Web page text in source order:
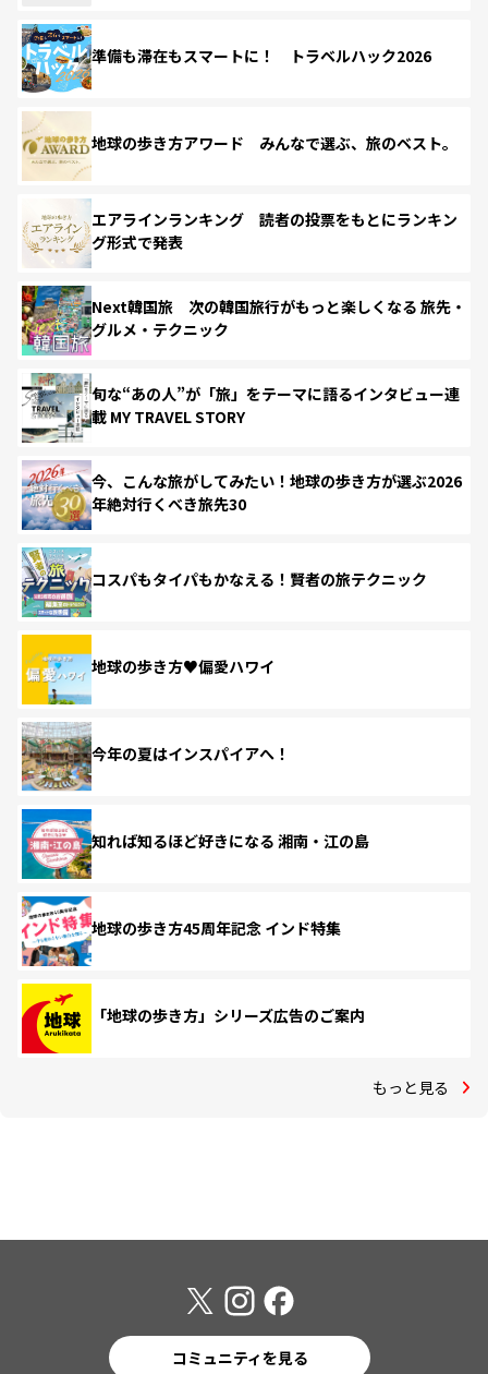
準備も滞在もスマートに！ トラベルハック2026
地球の歩き方アワード みんなで選ぶ、旅のベスト。
エアラインランキング 読者の投票をもとにランキン
グ形式で発表
Next韓国旅 次の韓国旅行がもっと楽しくなる 旅先・
グルメ・テクニック
旬な“あの人”が「旅」をテーマに語るインタビュー連
載 MY TRAVEL STORY
今、こんな旅がしてみたい！地球の歩き方が選ぶ2026
年絶対行くべき旅先30
コスパもタイパもかなえる！賢者の旅テクニック
地球の歩き方♥偏愛ハワイ
今年の夏はインスパイアへ！
知れば知るほど好きになる 湘南・江の島
地球の歩き方45周年記念 インド特集
「地球の歩き方」シリーズ広告のご案内
もっと見る
コミュニティを見る